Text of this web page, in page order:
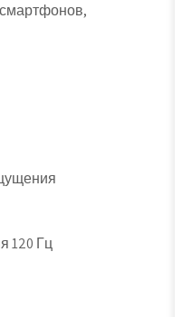
120 Гц